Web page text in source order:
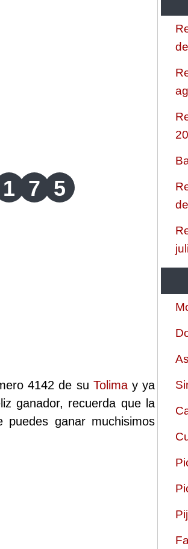
1 7 5
4142 de su Tolimay ya
ganador, recuerda que la
ganar muchisimos